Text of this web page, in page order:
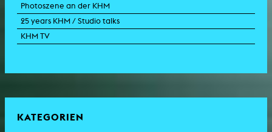
Photoszene an der KHM
25 years KHM / Studio talks
KHM TV
KATEGORIEN